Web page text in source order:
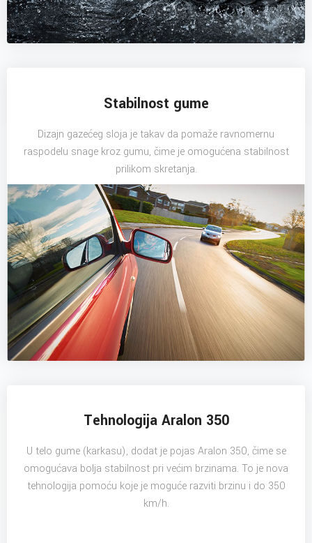
Stabilnost gume
Dizajn gazećeg sloja je takav da pomaže ravnomernu
raspodelu snage kroz gumu, čime je omogućena stabilnost
prilikom skretanja.
Tehnologija Aralon 350
U telo gume (karkasu), dodat je pojas Aralon 350, čime se
omogućava bolja stabilnost pri većim brzinama. To je nova
tehnologija pomoću koje je moguće razviti brzinu i do 350
km/h.